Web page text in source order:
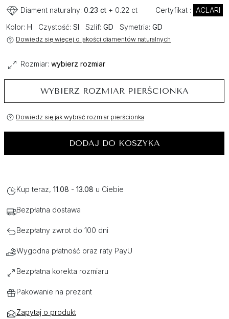
Diament naturalny: 0.23 ct + 0.22 ct Certyfikat : ACLARI
Kolor: H Czystość: SI Szlif: GD Symetria: GD
Dowiedz się więcej o jakości diamentów naturalnych
Rozmiar: wybierz rozmiar
WYBIERZ ROZMIAR PIERŚCIONKA
Dowiedz się jak wybrać rozmiar pierścionka
DODAJ DO KOSZYKA
Kup teraz, 11.08 - 13.08 u Ciebie
Bezpłatna dostawa
Bezpłatny zwrot do 100 dni
Wygodna płatność oraz raty PayU
Bezpłatna korekta rozmiaru
Pakowanie na prezent
Zapytaj o produkt